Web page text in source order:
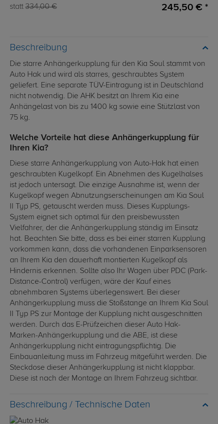
statt 334,00 € 245,50 € *
Beschreibung
Die starre Anhängerkupplung für den Kia Soul stammt von
Auto Hak und wird als starres, geschraubtes System
geliefert. Eine separate TÜV-Eintragung ist in Deutschland
nicht notwendig. Die AHK besitzt an Ihrem Kia eine
Anhängelast von bis zu 1400 kg sowie eine Stützlast von
75 kg.
Welche Vorteile hat diese Anhängerkupplung für
Ihren Kia?
Diese starre Anhängerkupplung von Auto-Hak hat einen
geschraubten Kugelkopf. Ein Abnehmen des Kugelhalses
ist jedoch untersagt. Die einzige Ausnahme ist, wenn der
Kugelkopf wegen Abnutzungserscheinungen am Kia Soul
II Typ PS, getauscht werden muss. Dieses Kupplungs-
System eignet sich optimal für den preisbewussten
Vielfahrer, der die Anhängerkupplung ständig im Einsatz
hat. Beachten Sie bitte, dass es bei einer starren Kupplung
vorkommen kann, dass die vorhandenen Einparksensoren
an Ihrem Kia den dauerhaft montierten Kugelkopf als
Hindernis erkennen. Sollte also Ihr Wagen über PDC (Park-
Distance-Control) verfügen, wäre der Kauf eines
abnehmbaren Systems überlegenswert. Bei dieser
Anhängerkupplung muss die Stoßstange an Ihrem Kia Soul
II Typ PS zur Montage der Kupplung nicht ausgeschnitten
werden. Durch das E-Prüfzeichen dieser Auto Hak-
Marken-Anhängerkupplung und die ABE, ist diese
Anhängerkupplung nicht eintragungspflichtig. Die
Einbauanleitung muss im Fahrzeug mitgeführt werden. Die
Steckdose dieser Anhängerkupplung ist nicht klappbar.
Diese ist nach der Montage an Ihrem Fahrzeug sichtbar.
Technische Daten